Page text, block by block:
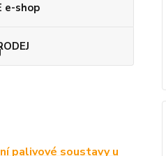
e-shop
palivové soustavy u